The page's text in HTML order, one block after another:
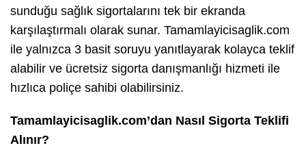
sunduğu sağlık sigortalarını tek bir ekranda
karşılaştırmalı olarak sunar. Tamamlayicisaglik.com
ile yalnızca 3 basit soruyu yanıtlayarak kolayca teklif
alabilir ve ücretsiz sigorta danışmanlığı hizmeti ile
hızlıca poliçe sahibi olabilirsiniz.
Tamamlayicisaglik.com’dan Nasıl Sigorta Teklifi
Alınır?